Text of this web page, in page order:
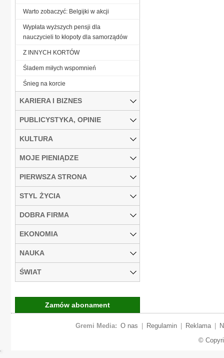
Warto zobaczyć: Belgijki w akcji
Wypłata wyższych pensji dla
nauczycieli to kłopoty dla samorządów
Z INNYCH KORTÓW
Śladem miłych wspomnień
Śnieg na korcie
KARIERA I BIZNES
PUBLICYSTYKA, OPINIE
KULTURA
MOJE PIENIĄDZE
PIERWSZA STRONA
STYL ŻYCIA
DOBRA FIRMA
EKONOMIA
NAUKA
ŚWIAT
Zamów abonament
Gremi Media: O nas Regulamin Reklama
©